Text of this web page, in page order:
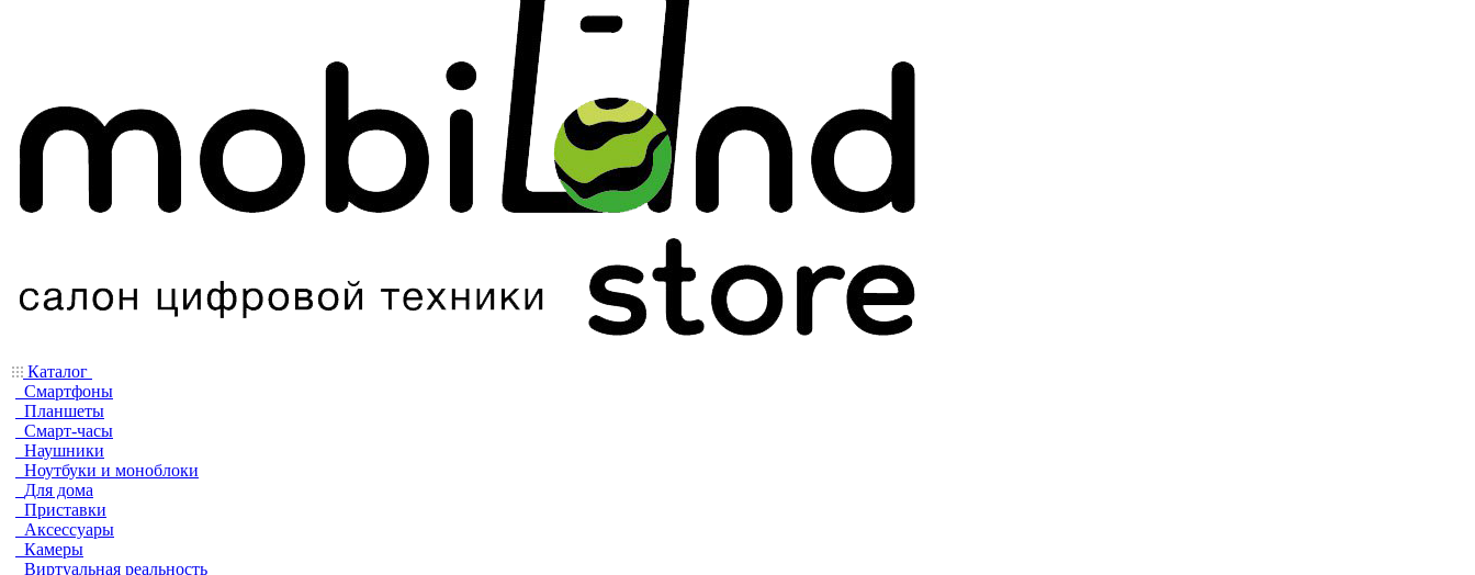
Каталог
Смартфоны
Планшеты
Смарт-часы
Наушники
Ноутбуки и моноблоки
Для дома
Приставки
Аксессуары
Камеры
Виртуальная реальность